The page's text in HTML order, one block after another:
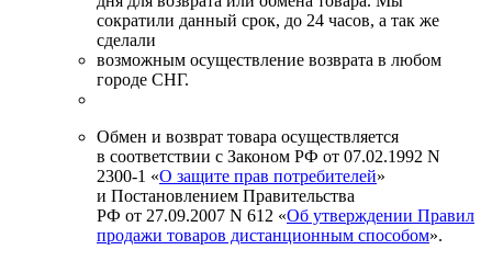
сократили данный срок, до 24 часов, а так же
сделали
возможным осуществление возврата в любом
городе СНГ.
Обмен и возврат товара осуществляется
в соответствии с Законом РФ от 07.02.1992 N
2300-1 «О защите прав потребителей»
и Постановлением Правительства
РФ от 27.09.2007 N 612 «Об утверждении Правил
продажи товаров дистанционным способом».